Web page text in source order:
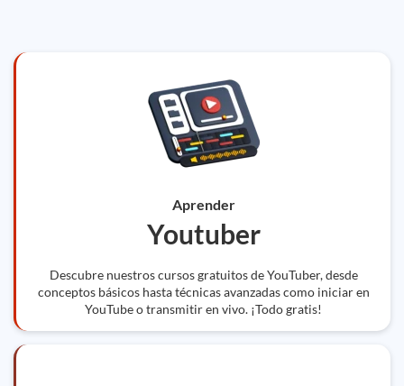
Aprender
Youtuber
Descubre nuestros cursos gratuitos de YouTuber, desde
conceptos básicos hasta técnicas avanzadas como iniciar en
YouTube o transmitir en vivo. ¡Todo gratis!